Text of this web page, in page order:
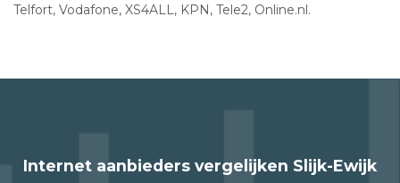
Telfort, Vodafone, XS4ALL, KPN, Tele2, Online.nl.
Internet aanbieders vergelijken Slijk-Ewijk